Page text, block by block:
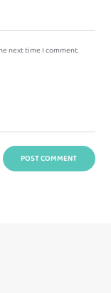
next time I comment.